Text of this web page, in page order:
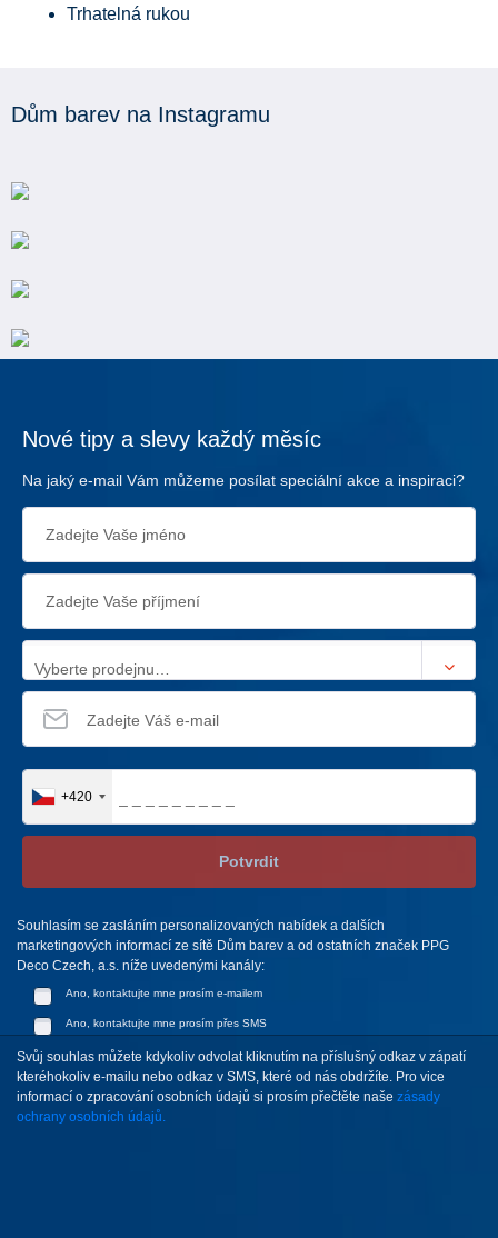
Trhatelná rukou
Dům barev na Instagramu
Nové tipy a slevy každý měsíc
Na jaký e-mail Vám můžeme posílat speciální akce a inspiraci?
Vyberte prodejnu…
+420
Potvrdit
Souhlasím se zasláním personalizovaných nabídek a dalších
marketingových informací ze sítě Dům barev a od ostatních značek PPG
Deco Czech, a.s. níže uvedenými kanály:
Ano, kontaktujte mne prosím e-mailem
Ano, kontaktujte mne prosím přes SMS
Svůj souhlas můžete kdykoliv odvolat kliknutím na příslušný odkaz v zápatí
kteréhokoliv e-mailu nebo odkaz v SMS, které od nás obdržíte. Pro vice
informací o zpracování osobních údajů si prosím přečtěte naše zásady
ochrany osobních údajů.